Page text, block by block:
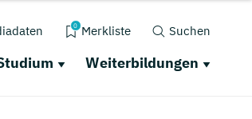
0 Merkliste Suchen
Weiterbildungen